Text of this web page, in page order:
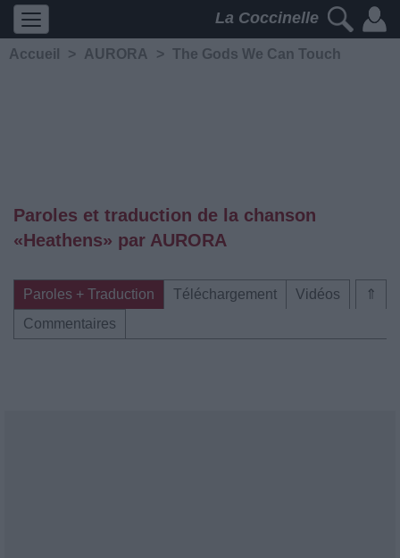
La Coccinelle
Accueil > AURORA > The Gods We Can Touch
Paroles et traduction de la chanson
«Heathens» par AURORA
⇑
Paroles + Traduction Téléchargement
Vidéos
Commentaires